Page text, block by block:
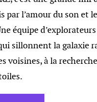
par l’amour du son et
équipe d’explorateurs
sillonnent la galaxie
voisines, à la